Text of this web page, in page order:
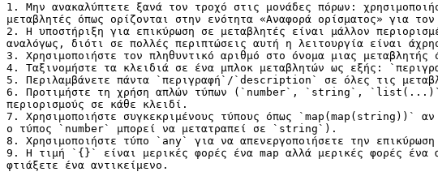
1. Μην ανακαλύπτετε ξανά τον τροχό στις μονάδες πόρων:
μεταβλητές όπως ορίζονται στην ενότητα «Αναφορά ορίσματος» για
2. Η υποστήριξη για επικύρωση σε μεταβλητές είναι μάλλον
αναλόγως, διότι σε πολλές περιπτώσεις αυτή η λειτουργία είναι
3. Χρησιμοποιήστε τον πληθυντικό αριθμό στο όνομα μιας
4. Ταξινομήστε τα κλειδιά σε ένα μπλοκ μεταβλητών ως εξής:
5. Περιλαμβάνετε πάντα `περιγραφή`/`description` σε όλες τις
6. Προτιμήστε τη χρήση απλών τύπων (`number`, `string`,
περιορισμούς σε κάθε κλειδί.
7. Χρησιμοποιήστε συγκεκριμένους τύπους όπως
ο τύπος `number` μπορεί να μετατραπεί σε `string`).
8. Χρησιμοποιήστε τύπο `any` για να απενεργοποιήσετε την
9. Η τιμή `{}` είναι μερικές φορές ένα map αλλά μερικές φορές ένα
φτιάξετε ένα αντικείμενο.